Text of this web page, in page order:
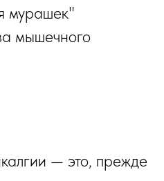
мурашек"
мышечного
— это, прежде